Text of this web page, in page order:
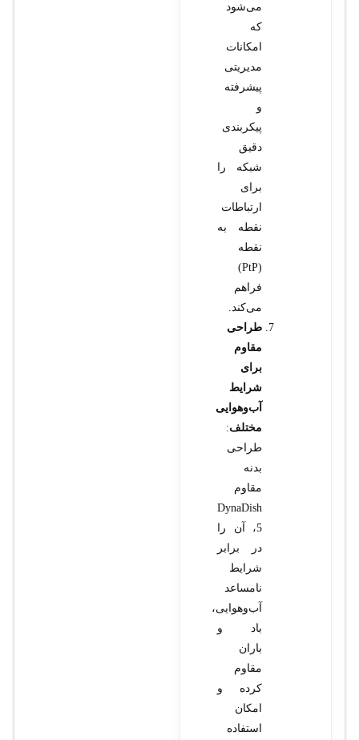
می‌شود
که
امکانات
مدیریتی
پیشرفته
و
پیکربندی
دقیق
شبکه را
برای
ارتباطات
نقطه به
نقطه
(PtP)
فراهم
می‌کند.
طراحی
مقاوم
برای
شرایط
آب‌وهوایی
مختلف:
طراحی
بدنه
مقاوم
DynaDish
5، آن را
در برابر
شرایط
نامساعد
آب‌وهوایی،
باد و
باران
مقاوم
کرده و
امکان
استفاده